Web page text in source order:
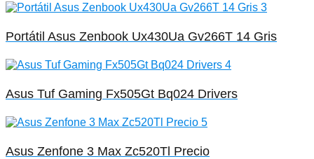
Portátil Asus Zenbook Ux430Ua Gv266T 14 Gris
Asus Tuf Gaming Fx505Gt Bq024 Drivers
Asus Zenfone 3 Max Zc520Tl Precio